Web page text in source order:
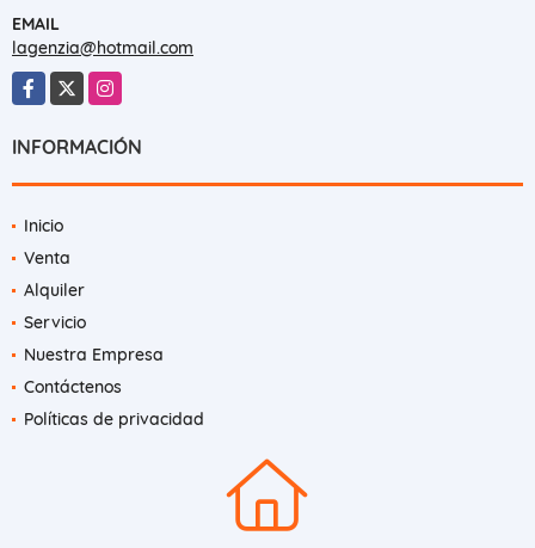
EMAIL
lagenzia@hotmail.com
Facebook
X Instagram
INFORMACIÓN
Inicio
Venta
Alquiler
Servicio
Nuestra Empresa
Contáctenos
Políticas de privacidad